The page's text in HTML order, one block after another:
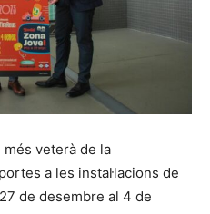
més veterà de la
a les instal·lacions de
de desembre al 4 de